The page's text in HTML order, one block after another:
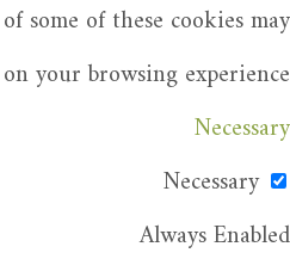
some of these cookies may
your browsing experience.
Necessary
Necessary
Always Enabled